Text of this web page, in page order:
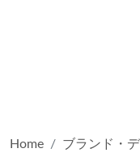
Home ブランド・